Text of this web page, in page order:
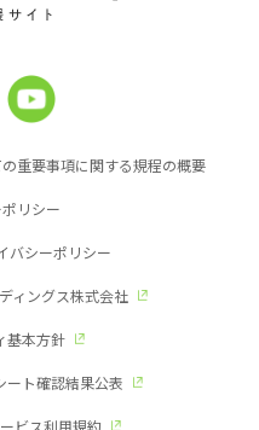
重要事項に関する規程の概要
リシー
バシーポリシー
ィングス株式会社
基本方針
ート確認結果公表